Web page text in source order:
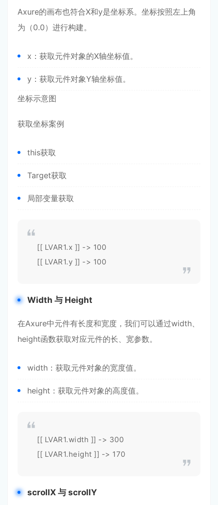
Axure的画布也符合X和y是坐标系。坐标按照左上角
为（0.0）进行构建。
x：获取元件对象的X轴坐标值。
y：获取元件对象Y轴坐标值。
坐标示意图
获取坐标案例
this获取
Target获取
局部变量获取
[[ LVAR1.x ]] -> 100
[[ LVAR1.y ]] -> 100
Width 与 Height
在Axure中元件有长度和宽度，我们可以通过width、
height函数获取对应元件的长、宽参数。
width：获取元件对象的宽度值。
height：获取元件对象的高度值。
[[ LVAR1.width ]] -> 300
[[ LVAR1.height ]] -> 170
scrollX 与 scrollY